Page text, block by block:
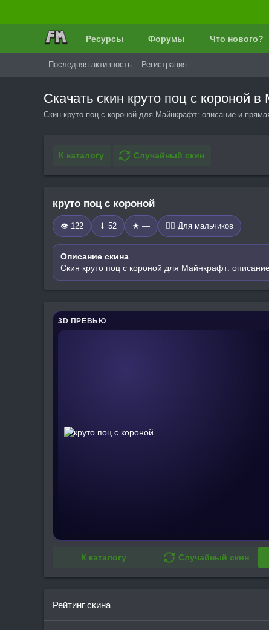
Ресурсы Форумы Что нового?
Последняя активность Регистрация
Скачать скин круто поц с короной
Скин круто поц с короной для Майнкрафт: описание и
К каталогу Случайный скин
круто поц с короной
👁 122 ⬇ 52 ★ — 🧍‍♂️ Для мальчиков
Описание скина
Скин круто поц с короной для Майнкрафт:
3D ПРЕВЬЮ
К каталогу Случайный скин
Рейтинг скина